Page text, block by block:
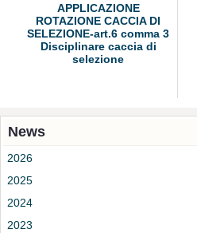
APPLICAZIONE
ROTAZIONE CACCIA DI
SELEZIONE-art.6 comma 3
Disciplinare caccia di
selezione
News
2026
2025
2024
2023